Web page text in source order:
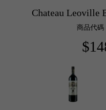
Chateau Leoville
商品代碼